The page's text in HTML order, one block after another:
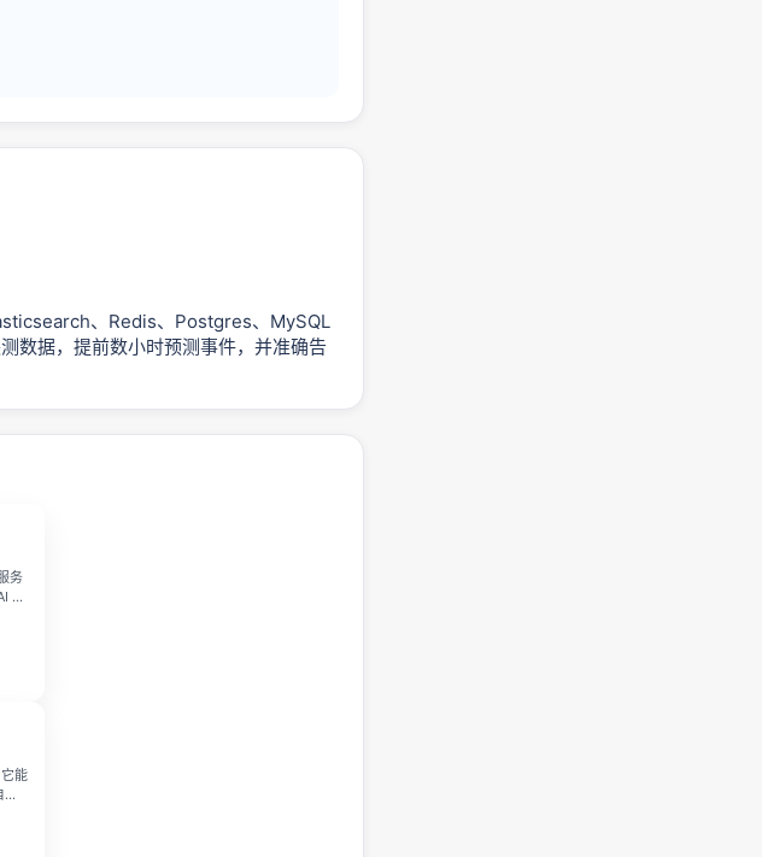
、Redis、Postgres、MySQL
数据，提前数小时预测事件，并准确告
务
工
能